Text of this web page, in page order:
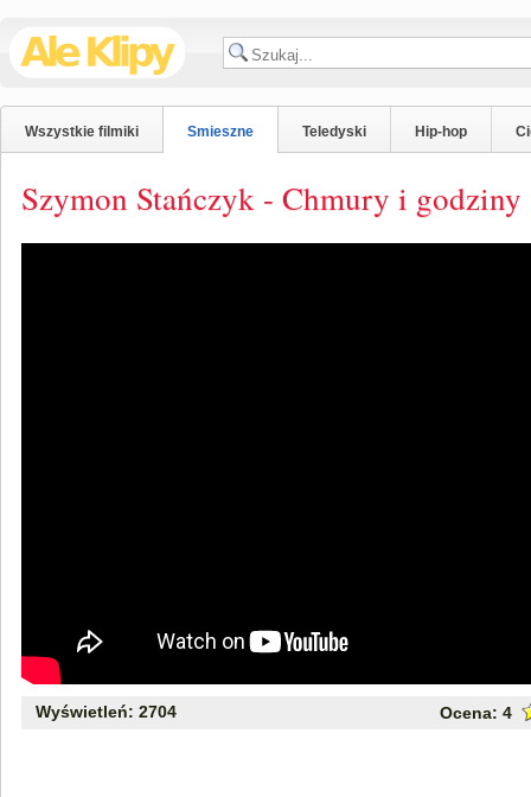
Wszystkie filmiki Smieszne Teledyski Hip-hop
Szymon Stańczyk - Chmury i godziny
Wyświetleń: 2704 Ocena: 4